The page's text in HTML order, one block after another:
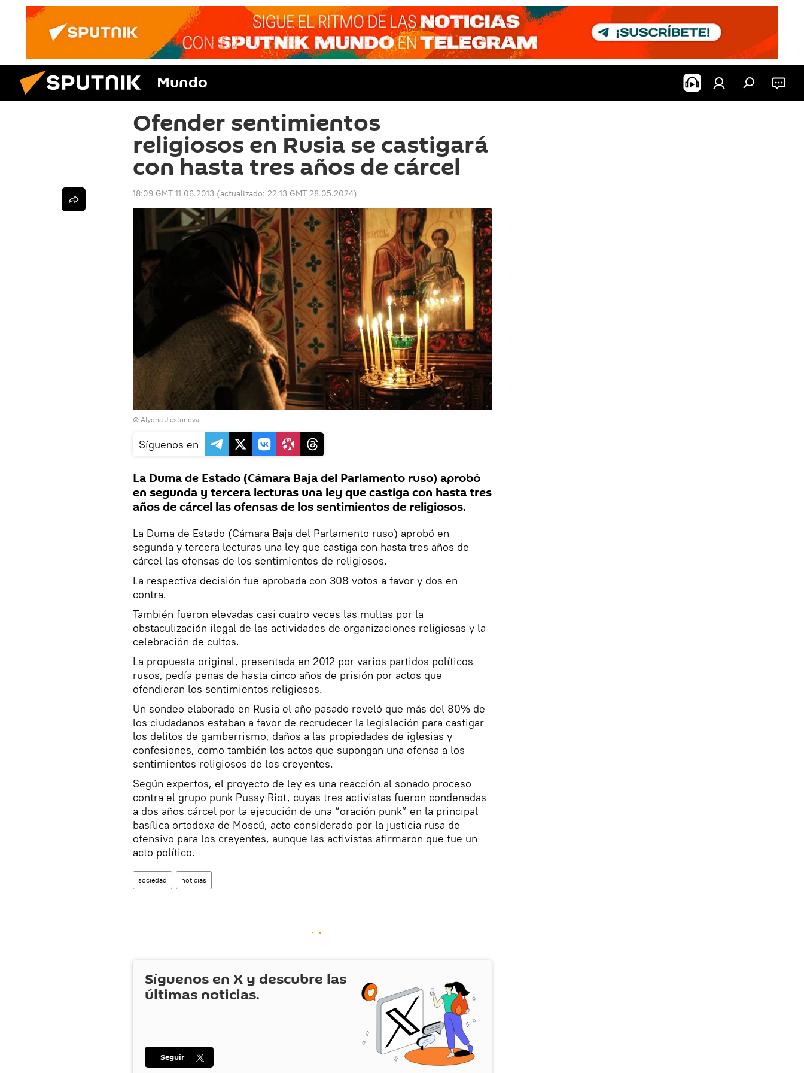
Mundo
Ofender sentimientos
religiosos en Rusia se castigará
con hasta tres años de cárcel
18:09 GMT 11.06.2013 (actualizado: 22:13 GMT 28.05.2024)
© Alyona Jlestunova
Síguenos en
La Duma de Estado (Cámara Baja del Parlamento ruso) aprobó
en segunda y tercera lecturas una ley que castiga con hasta tres
años de cárcel las ofensas de los sentimientos de religiosos.
La Duma de Estado (Cámara Baja del Parlamento ruso) aprobó en
segunda y tercera lecturas una ley que castiga con hasta tres años de
cárcel las ofensas de los sentimientos de religiosos.
La respectiva decisión fue aprobada con 308 votos a favor y dos en
contra.
También fueron elevadas casi cuatro veces las multas por la
obstaculización ilegal de las actividades de organizaciones religiosas y la
celebración de cultos.
La propuesta original, presentada en 2012 por varios partidos políticos
rusos, pedía penas de hasta cinco años de prisión por actos que
ofendieran los sentimientos religiosos.
Un sondeo elaborado en Rusia el año pasado reveló que más del 80% de
los ciudadanos estaban a favor de recrudecer la legislación para castigar
los delitos de gamberrismo, daños a las propiedades de iglesias y
confesiones, como también los actos que supongan una ofensa a los
sentimientos religiosos de los creyentes.
Según expertos, el proyecto de ley es una reacción al sonado proceso
contra el grupo punk Pussy Riot, cuyas tres activistas fueron condenadas
a dos años cárcel por la ejecución de una “oración punk” en la principal
basílica ortodoxa de Moscú, acto considerado por la justicia rusa de
ofensivo para los creyentes, aunque las activistas afirmaron que fue un
acto político.
sociedad noticias
Síguenos en X y descubre las
últimas noticias.
Seguir